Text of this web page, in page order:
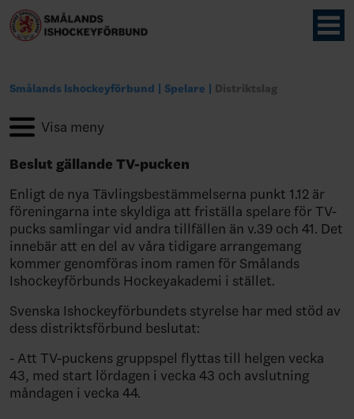
Smålands Ishockeyförbund Spelare Distriktslag
Beslut gällande TV-pucken
Enligt de nya Tävlingsbestämmelserna punkt 1.12 är
föreningarna inte skyldiga att friställa spelare för TV-
pucks samlingar vid andra tillfällen än v.39 och 41. Det
innebär att en del av våra tidigare arrangemang
kommer genomföras inom ramen för Smålands
Ishockeyförbunds Hockeyakademi i stället.
Svenska Ishockeyförbundets styrelse har med stöd av
dess distriktsförbund beslutat:
- Att TV-puckens gruppspel flyttas till helgen vecka
43, med start lördagen i vecka 43 och avslutning
måndagen i vecka 44.